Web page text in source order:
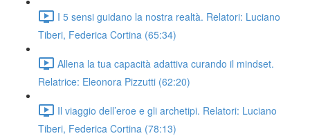
I 5 sensi guidano la nostra realtà. Relatori: Luciano
Tiberi, Federica Cortina (65:34)
Allena la tua capacità adattiva curando il mindset.
Relatrice: Eleonora Pizzutti (62:20)
Il viaggio dell’eroe e gli archetipi. Relatori: Luciano
Tiberi, Federica Cortina (78:13)